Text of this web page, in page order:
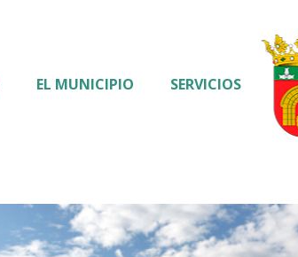
EL MUNICIPIO SERVICIOS